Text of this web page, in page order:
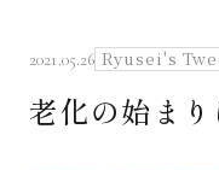
さえぐさ日誌
映像庫
2021.05.26 Ryusei's
老化の始ま